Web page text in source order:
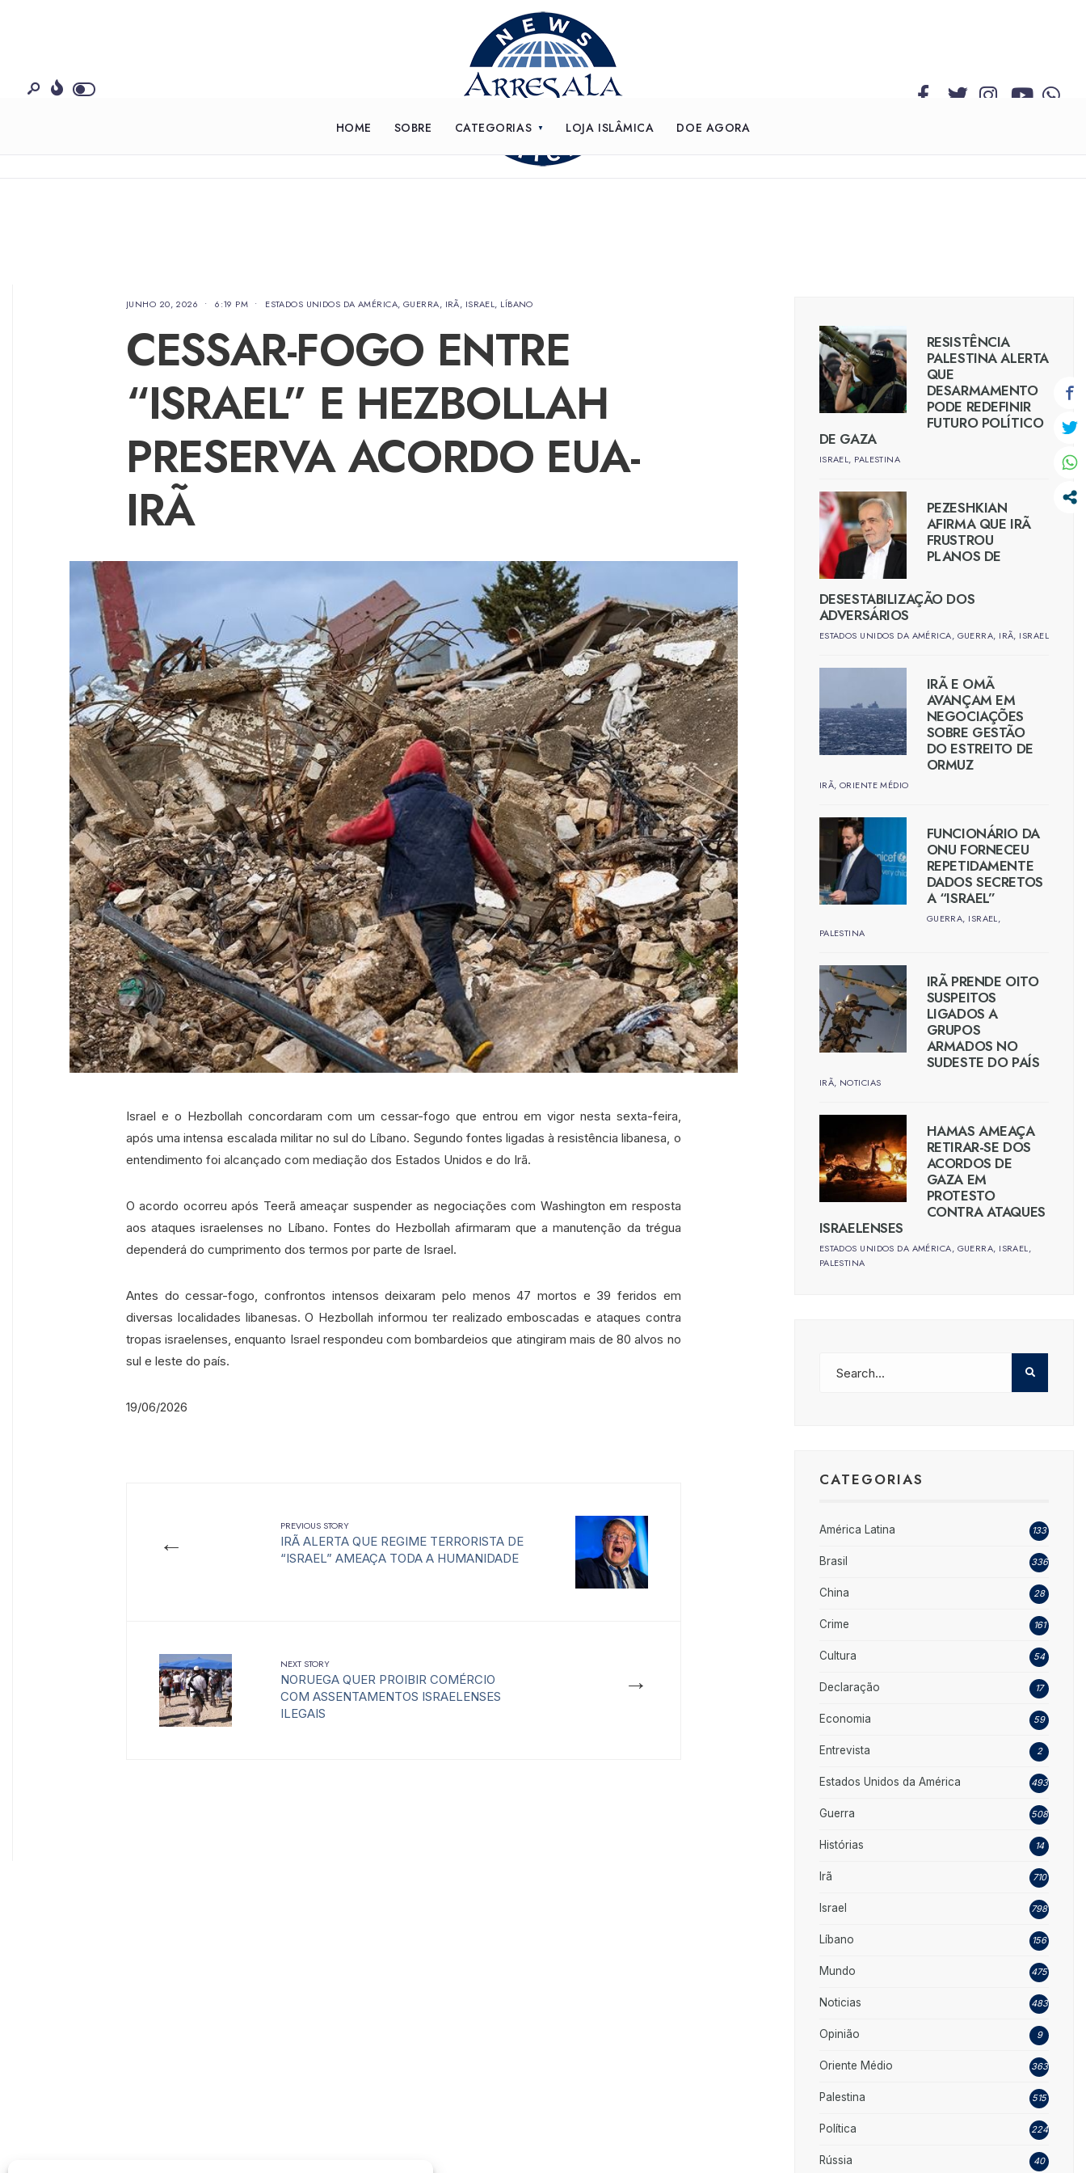
HOME SOBRE CATEGORIAS LOJA ISLÂMICA DOE AGORA
JUNHO 20, 2026 • 6:19 PM • ESTADOS UNIDOS DA AMÉRICA, GUERRA, IRÃ, ISRAEL, LÍBANO
CESSAR-FOGO ENTRE
“ISRAEL” E HEZBOLLAH
PRESERVA ACORDO EUA-
IRÃ
Israel e o Hezbollah concordaram com um cessar-fogo que entrou em vigor nesta sexta-feira,
após uma intensa escalada militar no sul do Líbano. Segundo fontes ligadas à resistência libanesa, o
entendimento foi alcançado com mediação dos Estados Unidos e do Irã.
O acordo ocorreu após Teerã ameaçar suspender as negociações com Washington em resposta
aos ataques israelenses no Líbano. Fontes do Hezbollah afirmaram que a manutenção da trégua
dependerá do cumprimento dos termos por parte de Israel.
Antes do cessar-fogo, confrontos intensos deixaram pelo menos 47 mortos e 39 feridos em
diversas localidades libanesas. O Hezbollah informou ter realizado emboscadas e ataques contra
tropas israelenses, enquanto Israel respondeu com bombardeios que atingiram mais de 80 alvos no
sul e leste do país.
19/06/2026
←
PREVIOUS STORY
IRÃ ALERTA QUE REGIME TERRORISTA DE
“ISRAEL” AMEAÇA TODA A HUMANIDADE
→
NEXT STORY
NORUEGA QUER PROIBIR COMÉRCIO
COM ASSENTAMENTOS ISRAELENSES
ILEGAIS
RESISTÊNCIA
PALESTINA ALERTA
QUE
DESARMAMENTO
PODE REDEFINIR
FUTURO POLÍTICO
DE GAZA
ISRAEL, PALESTINA
PEZESHKIAN
AFIRMA QUE IRÃ
FRUSTROU
PLANOS DE
DESESTABILIZAÇÃO DOS
ADVERSÁRIOS
ESTADOS UNIDOS DA AMÉRICA, GUERRA, IRÃ, ISRAEL
IRÃ E OMÃ
AVANÇAM EM
NEGOCIAÇÕES
SOBRE GESTÃO
DO ESTREITO DE
ORMUZ
IRÃ, ORIENTE MÉDIO
FUNCIONÁRIO DA
ONU FORNECEU
REPETIDAMENTE
DADOS SECRETOS
A “ISRAEL”
GUERRA, ISRAEL,
PALESTINA
IRÃ PRENDE OITO
SUSPEITOS
LIGADOS A
GRUPOS
ARMADOS NO
SUDESTE DO PAÍS
IRÃ, NOTICIAS
HAMAS AMEAÇA
RETIRAR-SE DOS
ACORDOS DE
GAZA EM
PROTESTO
CONTRA ATAQUES
ISRAELENSES
ESTADOS UNIDOS DA AMÉRICA, GUERRA, ISRAEL,
PALESTINA
CATEGORIAS
América Latina 133
Brasil 336
China 28
Crime 161
Cultura 54
Declaração 17
Economia 59
Entrevista 2
Estados Unidos da América 493
Guerra 508
Histórias 14
Irã 710
Israel 798
Líbano 156
Mundo 475
Noticias 483
Opinião 9
Oriente Médio 363
Palestina 515
Política 224
Rússia 40